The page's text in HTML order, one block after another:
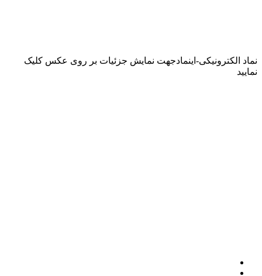
نماد الکترونیکی-اینمادجهت نمایش جزئیات بر روی عکس کلیک
نمایید